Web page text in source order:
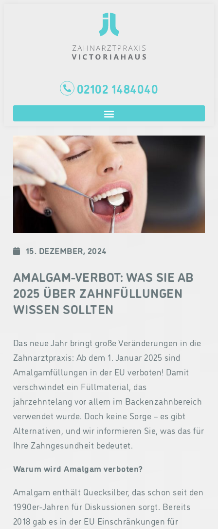
02102 1484040
15. DEZEMBER, 2024
AMALGAM-VERBOT: WAS SIE AB
2025 ÜBER ZAHNFÜLLUNGEN
WISSEN SOLLTEN
Das neue Jahr bringt große Veränderungen in die
Zahnarztpraxis: Ab dem 1. Januar 2025 sind
Amalgamfüllungen in der EU verboten! Damit
verschwindet ein Füllmaterial, das
jahrzehntelang vor allem im Backenzahnbereich
verwendet wurde. Doch keine Sorge – es gibt
Alternativen, und wir informieren Sie, was das für
Ihre Zahngesundheit bedeutet.
Warum wird Amalgam verboten?
Amalgam enthält Quecksilber, das schon seit den
1990er-Jahren für Diskussionen sorgt. Bereits
2018 gab es in der EU Einschränkungen für